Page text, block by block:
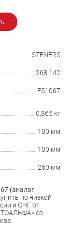
STENERS
268.142
FS1067
0,865 кг
100 мм
100 мм
260 мм
(аналог
по низкой
и СНГ, от
со